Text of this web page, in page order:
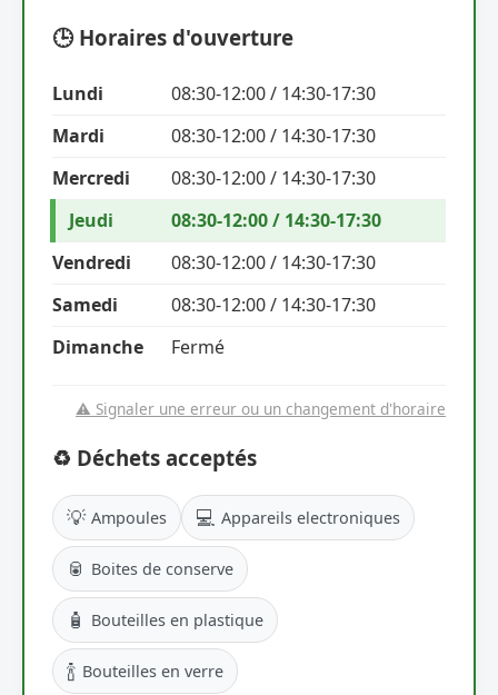
🕒 Horaires d'ouverture
Lundi
08:30-12:00 / 14:30-17:30
Mardi
08:30-12:00 / 14:30-17:30
Mercredi
08:30-12:00 / 14:30-17:30
Jeudi
08:30-12:00 / 14:30-17:30
Vendredi
08:30-12:00 / 14:30-17:30
Samedi
08:30-12:00 / 14:30-17:30
Dimanche
Fermé
⚠️ Signaler une erreur ou un changement d'horaire
♻️ Déchets acceptés
💡 Ampoules 💻 Appareils electroniques
🥫 Boites de conserve
🧴 Bouteilles en plastique
🍾 Bouteilles en verre